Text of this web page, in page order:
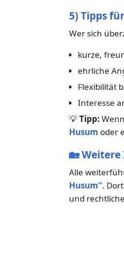
5) Tipps
Wer sich
kurze,
ehrliche
Flexibilität
Interesse
💡Tipp:
Husum oder
🏡Weitere
Alle
Husum“.
und